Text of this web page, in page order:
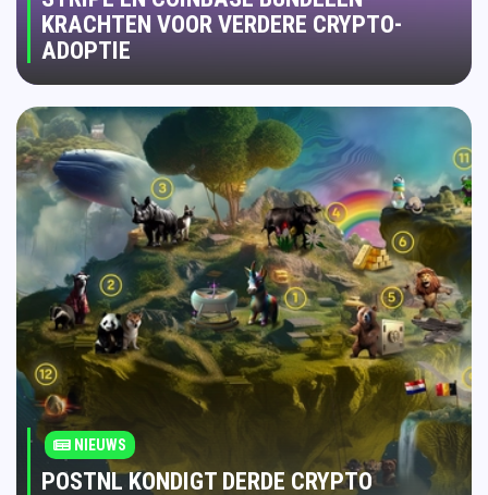
KRACHTEN VOOR VERDERE CRYPTO-
ADOPTIE
NIEUWS
POSTNL KONDIGT DERDE CRYPTO